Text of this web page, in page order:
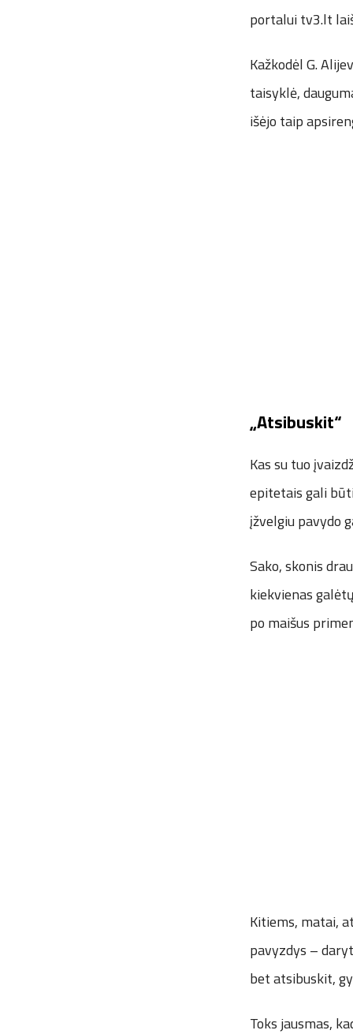
portalui tv3.lt
Kažkodėl G.
taisyklė,
išėjo taip
„Atsibuskit“
Kas su tuo
epitetais gali
įžvelgiu pavydo
Sako, skonis
kiekvienas
po maišus
Kitiems, matai,
pavyzdys –
bet atsibuskit,
Toks jausmas,